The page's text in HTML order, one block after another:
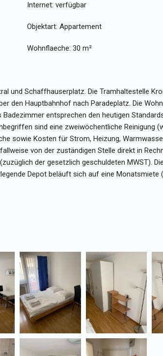
Internet: verfügbar
Objektart: Appartement
Wohnflaeche: 30 m²
und Schaffhauserplatz. Die Tramhaltestelle
den Hauptbahnhof nach Paradeplatz. Die
entsprechen den heutigen
sind eine zweiwöchentliche Reinigung
sowie Kosten für Strom, Heizung,
von der zuständigen Stelle direkt in
der gesetzlich geschuldeten MWST).
Depot beläuft sich auf eine Monatsmiete